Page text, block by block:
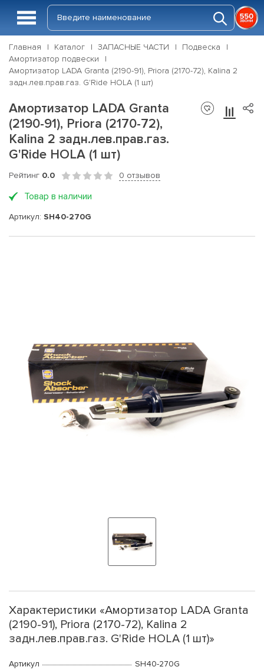
Главная Каталог ЗАПАСНЫЕ ЧАСТИ
Подвеска
Амортизатор подвески
Амортизатор LADA Granta (2190-91), Priora (2170-72), Kalina 2
задн.лев.прав.газ. G'Ride HOLA (1 шт)
Амортизатор LADA Granta
(2190-91), Priora (2170-72),
Kalina 2 задн.лев.прав.газ.
G'Ride HOLA (1 шт)
Рейтинг 0.0 0 отзывов
Товар в наличии
Артикул: SH40-270G
Характеристики «Амортизатор LADA Granta
(2190-91), Priora (2170-72), Kalina 2
задн.лев.прав.газ. G'Ride HOLA (1 шт)»
Артикул
SH40-270G